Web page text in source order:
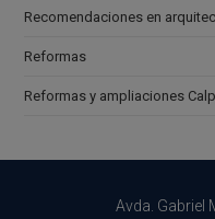
Recomendaciones en
Reformas
Reformas y ampliaciones
Avda. Gabriel